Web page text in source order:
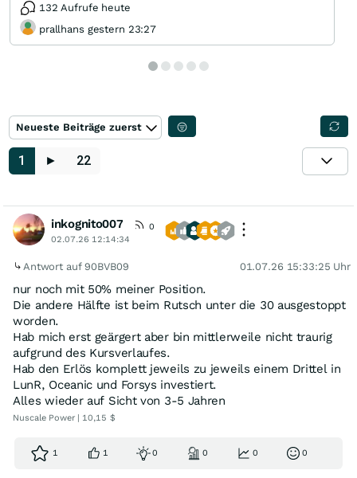
132 Aufrufe heute
prallhans gestern 23:27
Neueste Beiträge zuerst
1 ► 22
inkognito007
0
02.07.26 12:14:34
Antwort auf 90BVB09 01.07.26 15:33:25 Uhr
nur noch mit 50% meiner Position.
Die andere Hälfte ist beim Rutsch unter die 30 ausgestoppt
worden.
Hab mich erst geärgert aber bin mittlerweile nicht traurig
aufgrund des Kursverlaufes.
Hab den Erlös komplett jeweils zu jeweils einem Drittel in
LunR, Oceanic und Forsys investiert.
Alles wieder auf Sicht von 3-5 Jahren
Nuscale Power | 10,15 $
1 1 0 0 0 0